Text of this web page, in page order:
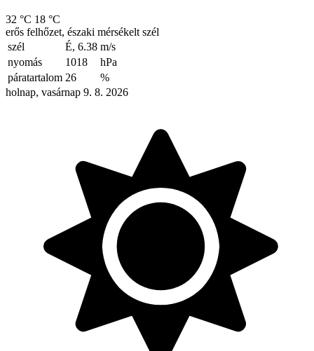
32 °C 18 °C
erős felhőzet, északi mérsékelt szél
szél
É, 6.38 m/s
nyomás
1018
hPa
páratartalom 26
%
holnap, vasárnap 9. 8. 2026